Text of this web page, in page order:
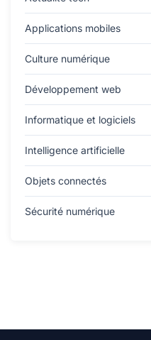
Applications mobiles
Culture numérique
Développement web
Informatique et logiciels
Intelligence artificielle
Objets connectés
Sécurité numérique